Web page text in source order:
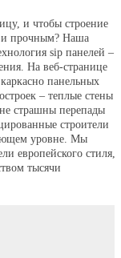
и чтобы строение
и прочным? Наша
sip панелей –
На веб-странице
панельных
– теплые стены
страшны перепады
строители
уровне. Мы
европейского стиля,
тысячи